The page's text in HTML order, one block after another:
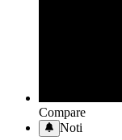
Compare
Noti